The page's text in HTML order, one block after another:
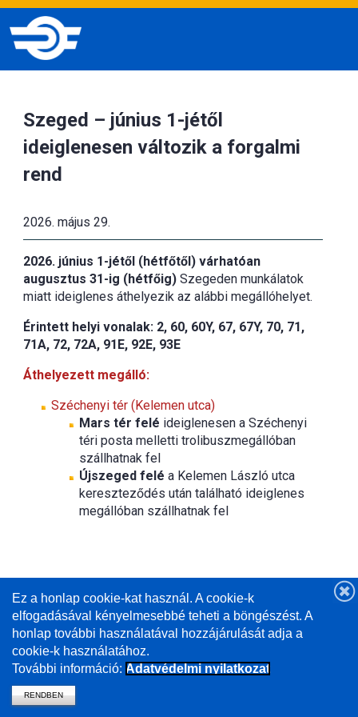
Szeged – június 1-jétől
ideiglenesen változik a forgalmi
rend
2026. május 29.
2026. június 1-jétől (hétfőtől) várhatóan
augusztus 31-ig (hétfőig) Szegeden munkálatok
miatt ideiglenes áthelyezik az alábbi megállóhelyet.
Érintett helyi vonalak: 2, 60, 60Y, 67, 67Y, 70, 71,
71A, 72, 72A, 91E, 92E, 93E
Áthelyezett megálló:
Széchenyi tér (Kelemen utca)
​Mars tér felé ideiglenesen a Széchenyi
téri posta melletti trolibuszmegállóban
szállhatnak fel
Újszeged felé a Kelemen László utca
kereszteződés után található ideiglenes
megállóban szállhatnak fel
Ez a honlap cookie-kat használ. A cookie-k
elfogadásával kényelmesebbé teheti a böngészést. A
honlap további használatával hozzájárulását adja a
cookie-k használatához.
További információ: Adatvédelmi nyilatkozat
RENDBEN